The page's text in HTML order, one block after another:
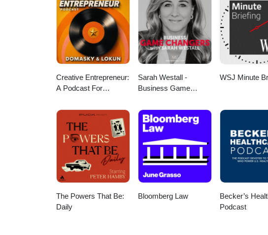
Creative Entrepreneur:
A Podcast For
Trending News
Sarah Westall -
Business Game
WSJ Minute
The Powers That Be:
Daily
Bloomberg Law
Becker’s
Podcast